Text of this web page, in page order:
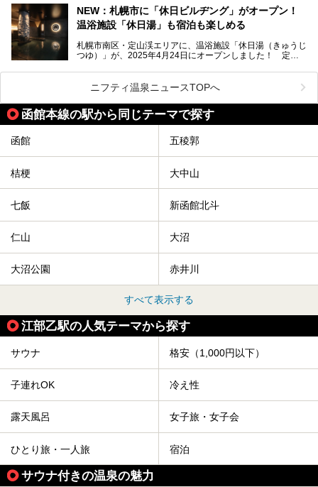
豊かな登別温泉とは対照的な存在で、今も湯治場的な要素が
残る閑静な温泉地です。
地体験し、カルルス温泉をご紹介。温泉地の概要や泉質解説
をはじめ、日帰り入浴可能な全３施設の紹介・周辺観光・ア
NEW：札幌市に「休日ビルヂング」がオープン！
温浴施設「休日湯」も宿泊も楽しめる
札幌市南区・定山渓エリアに、温浴施設「休日湯（きゅうじ
つゆ）」が、2025年4月24日にオープンしました！ 定山
この施設は、温泉・サウナの「休日湯」・ラウンジの「THE
LOUNGE DAYOF」・グルメ「休日洋麺店」・ホテル「エク
スクラメーションホテル」で構成された、まさに大人の癒し
空間。
今回は、そんな「休日ビルヂング」の魅力を5つのポイント
ニフティ温泉ニュースTOPへ
函館本線の駅から同じテーマで探す
函館 五稜郭
桔梗 大中山
七飯 新函館北斗
仁山 大沼
大沼公園 赤井川
すべて表示する
江部乙駅の人気テーマから探す
サウナ 格安（1,000円以下）
子連れOK 冷え性
露天風呂 女子旅・女子会
ひとり旅・一人旅 宿泊
サウナ付きの温泉の魅力